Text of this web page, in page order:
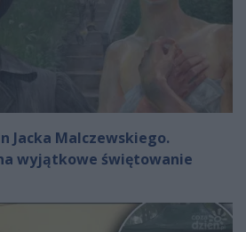
Jacka Malczewskiego.
wyjątkowe świętowanie